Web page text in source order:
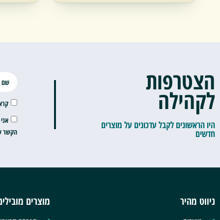
הצטרפות
לקהילה
היו הראשונים לקבל עדכונים על מוצרים
חדשים
הקשר
ניווט מהיר מוצרים